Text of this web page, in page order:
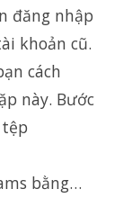
đăng nhập
khoản cũ.
cách
này. Bước
tệp
bằng…